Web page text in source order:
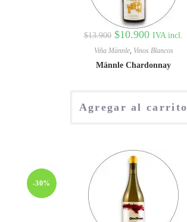
$13.900 $10.900 IVA incl.
Viña Männle, Vinos Blancos
Männle Chardonnay
Agregar al carrito
-30%